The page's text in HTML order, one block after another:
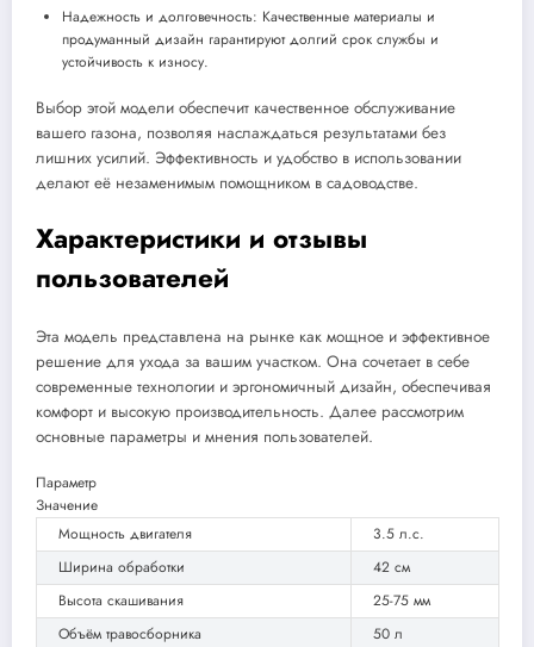
Надежность и долговечность: Качественные материалы и
продуманный дизайн гарантируют долгий срок службы и
устойчивость к износу.
Выбор этой модели обеспечит качественное обслуживание
вашего газона, позволяя наслаждаться результатами без
лишних усилий. Эффективность и удобство в использовании
делают её незаменимым помощником в садоводстве.
Характеристики и отзывы
пользователей
Эта модель представлена на рынке как мощное и эффективное
решение для ухода за вашим участком. Она сочетает в себе
современные технологии и эргономичный дизайн, обеспечивая
комфорт и высокую производительность. Далее рассмотрим
основные параметры и мнения пользователей.
Параметр
Значение
Мощность двигателя
3.5 л.с.
Ширина обработки
42 см
Высота скашивания
25-75 мм
Объём травосборника
50 л